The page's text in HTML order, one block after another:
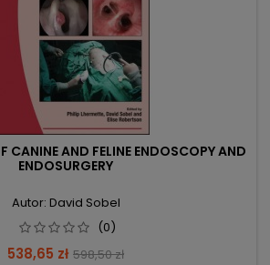
CANINE AND FELINE ENDOSCOPY AND
ENDOSURGERY
Autor: David Sobel
(0)
Cena
538,65 zł Cena
598,50 zł